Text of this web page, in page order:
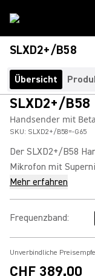
SLXD2+/B58
Übersicht
SLXD2+/B58
Handsender mit Beta
SKU: SLXD2+/B58=-G65
Der SLXD2+/B58
Mikrofon mit
Mehr erfahren
Frequenzband:
Unverbindliche
CHF 389.00